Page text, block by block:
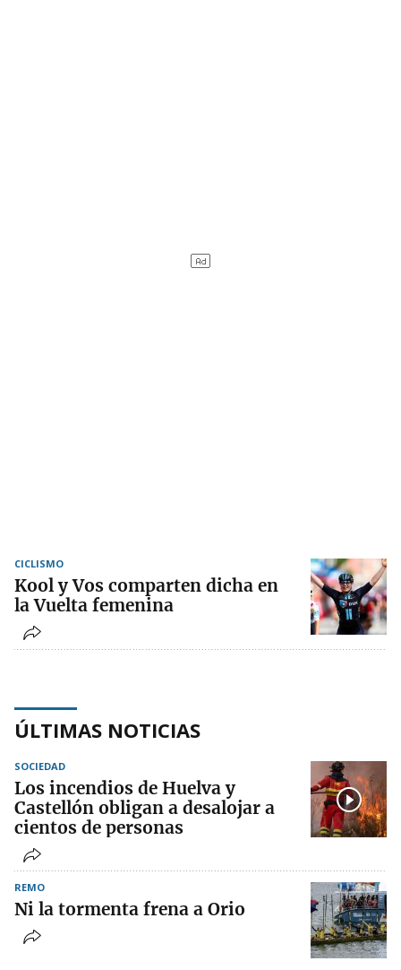
CICLISMO
Kool y Vos comparten dicha en
la Vuelta femenina
ÚLTIMAS NOTICIAS
SOCIEDAD
Los incendios de Huelva y
Castellón obligan a desalojar a
cientos de personas
REMO
Ni la tormenta frena a Orio